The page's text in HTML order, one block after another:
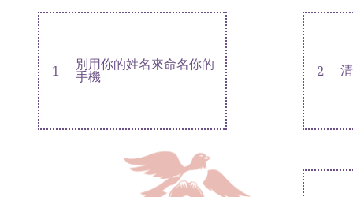
1
別用你的姓名來命名你的
手機
2